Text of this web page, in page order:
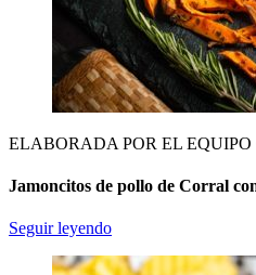
ELABORADA POR EL EQUIPO
Jamoncitos de pollo de Corral
Seguir leyendo